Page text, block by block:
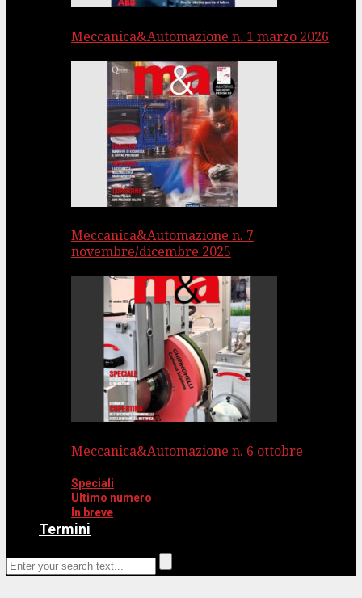
Meccanica&Automazione n. 1 marzo 2026
Meccanica&Automazione n. 7
novembre/dicembre 2025
Meccanica&Automazione n. 6 ottobre
Speciali
Ultimo numero
In breve
Termini